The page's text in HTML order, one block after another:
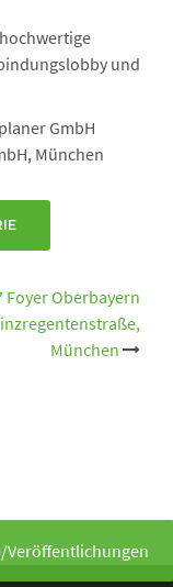
und
GmbH
München
Foyer Oberbayern
München
Veröffentlichungen